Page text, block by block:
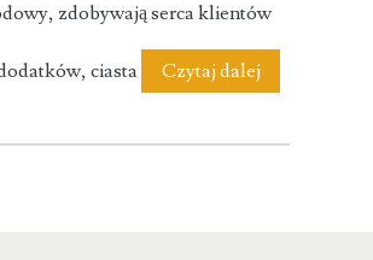
zdobywają serca klientów
ciasta Czytaj dalejMarlenka